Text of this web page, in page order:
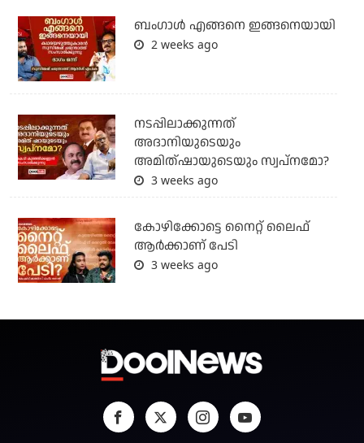
ബം​ഗാൾ എങ്ങനെ ഇങ്ങനെയായി
2 weeks ago
നടപ്പിലാക്കുന്നത്
അദാനിയുടെയും
അമിത്ഷായുടെയും സ്വപ്നമോ?
3 weeks ago
കോഴിക്കോട്ടെ നൈറ്റ്‌ ലൈഫ്
ആർക്കാണ് പേടി
3 weeks ago